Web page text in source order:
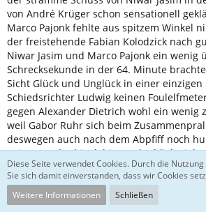
von André Krüger schon sensationell
Marco Pajonk fehlte aus spitzem Winkel
der freistehende Fabian Kolodzick nach
Niwar Jasim und Marco Pajonk ein wenig
Schrecksekunde in der 64. Minute
Sicht Glück und Unglück in einer einzigen
Schiedsrichter Ludwig keinen
gegen Alexander Dietrich wohl ein wenig
weil Gabor Ruhr sich beim
deswegen auch nach dem Abpfiff noch
Beim TSV, der bis dahin unglaublich viel
hatte, schwanden dann mehr und mehr
konnten die Maurine-Kicker in der
einen standesgemäßen Sieg
haute beim unendlichen Versuch, den
Diese Seite verwendet Cookies. Durch die
Sie sich damit einverstanden, dass wir Cookies
Weitere Informationen
Schließen